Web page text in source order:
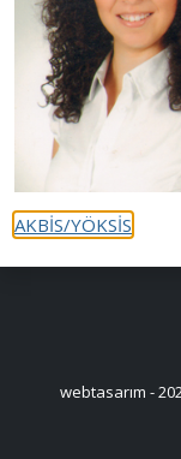
AKBİS/YÖKSİS
webtasarım -